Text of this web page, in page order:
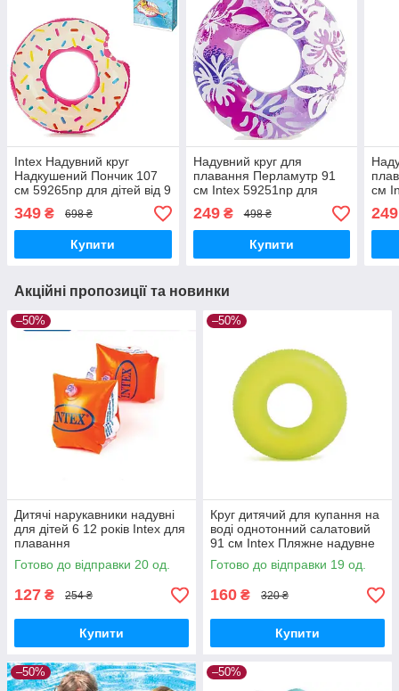
Intex Надувний круг
Надкушений Пончик 107
см 59265np для дітей від 9
років Надувне коло для
дорослих плавальний круг
349 ₴ 698 ₴
Купити
Надувний круг для
плавання Перламутр 91
см Intex 59251np для
дітей від 9 років Надувне
коло для дорослих
плавальний круг
249₴ 498 ₴
Купити
см
249
Акційні пропозиції та новинки
–50%
Дитячі нарукавники надувні
для дітей 6 12 років Intex для
плавання
Готово до відправки 20 од.
127 ₴ 254 ₴
Купити
–50%
Круг дитячий для купання на
воді однотонний салатовий
91 см Intex Пляжне надувне
коло для дітей від 9 років
Надувний круг 59262 nt
Готово до відправки 19 од.
160 ₴ 320 ₴
Купити
–50% –50%